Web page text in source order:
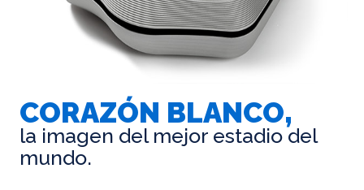
CORAZÓN BLANCO,
la imagen del mejor estadio del
mundo.